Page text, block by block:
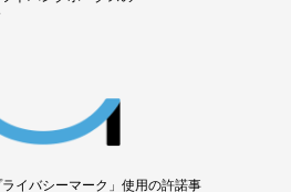
イバシーマーク」使用の許諾事